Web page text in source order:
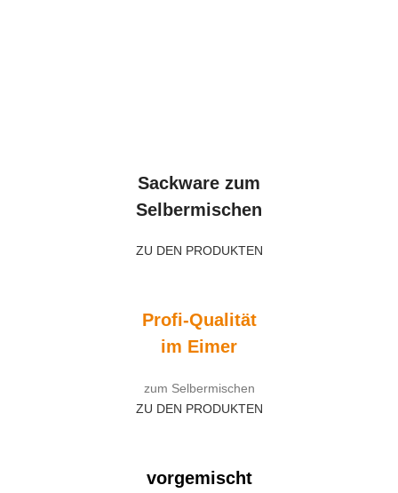
Sackware zum
Selbermischen
ZU DEN PRODUKTEN
Profi-Qualität
im Eimer
zum Selbermischen
ZU DEN PRODUKTEN
vorgemischt